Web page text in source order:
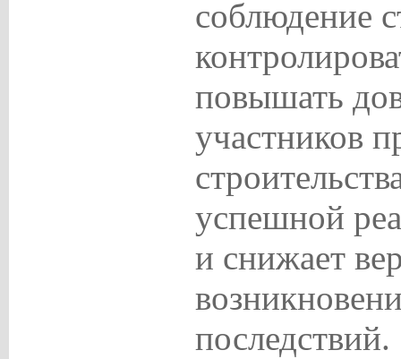
соблюдение
повышать
участников
успешной
и снижает
последствий.